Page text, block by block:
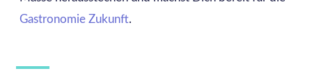
Gastronomie Zukunft.